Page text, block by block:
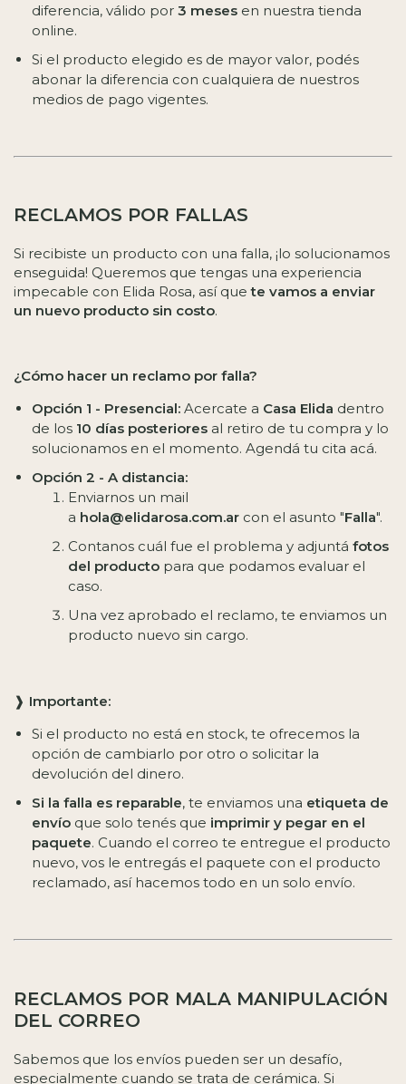
diferencia, válido por 3 meses en nuestra tienda
online.
Si el producto elegido es de mayor valor, podés
abonar la diferencia con cualquiera de nuestros
medios de pago vigentes.
RECLAMOS POR FALLAS
Si recibiste un producto con una falla, ¡lo solucionamos
enseguida! Queremos que tengas una experiencia
impecable con Elida Rosa, así quete vamos a enviar
un nuevo producto sin costo.
¿Cómo hacer un reclamo por falla?
Opción 1 - Presencial: Acercate a Casa Elida dentro
de los 10 días posteriores al retiro de tu compra y lo
solucionamos en el momento. Agendá tu cita acá.
Opción 2 - A distancia:
Enviarnos un mail
a hola@elidarosa.com.ar con el asunto "Falla".
Contanos cuál fue el problema y adjuntá fotos
del producto para que podamos evaluar el
caso.
Una vez aprobado el reclamo, te enviamos un
producto nuevo sin cargo.
❱ Importante:
Si el producto no está en stock, te ofrecemos la
opción de cambiarlo por otro o solicitar la
devolución del dinero.
Si la falla es reparable, te enviamos una etiqueta de
envío que solo tenés que imprimir y pegar en el
paquete. Cuando el correo te entregue el producto
nuevo, vos le entregás el paquete con el producto
reclamado, así hacemos todo en un solo envío.
RECLAMOS POR MALA MANIPULACIÓN
DEL CORREO
Sabemos que los envíos pueden ser un desafío,
especialmente cuando se trata de cerámica. Si